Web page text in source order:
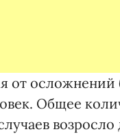
от осложнений
Общее
возросло